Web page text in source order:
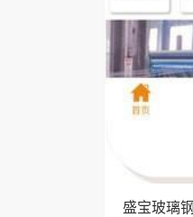
盛宝玻璃钢